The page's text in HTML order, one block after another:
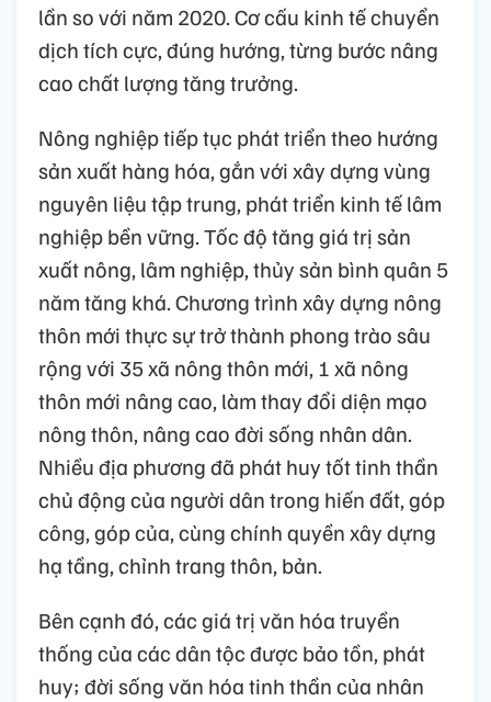
lần so với năm 2020. Cơ cấu kinh tế chuyển
dịch tích cực, đúng hướng, từng bước nâng
cao chất lượng tăng trưởng.
Nông nghiệp tiếp tục phát triển theo hướng
sản xuất hàng hóa, gắn với xây dựng vùng
nguyên liệu tập trung, phát triển kinh tế lâm
nghiệp bền vững. Tốc độ tăng giá trị sản
xuất nông, lâm nghiệp, thủy sản bình quân 5
năm tăng khá. Chương trình xây dựng nông
thôn mới thực sự trở thành phong trào sâu
rộng với 35 xã nông thôn mới, 1 xã nông
thôn mới nâng cao, làm thay đổi diện mạo
nông thôn, nâng cao đời sống nhân dân.
Nhiều địa phương đã phát huy tốt tinh thần
chủ động của người dân trong hiến đất, góp
công, góp của, cùng chính quyền xây dựng
hạ tầng, chỉnh trang thôn, bản.
Bên cạnh đó, các giá trị văn hóa truyền
thống của các dân tộc được bảo tồn, phát
huy; đời sống văn hóa tinh thần của nhân